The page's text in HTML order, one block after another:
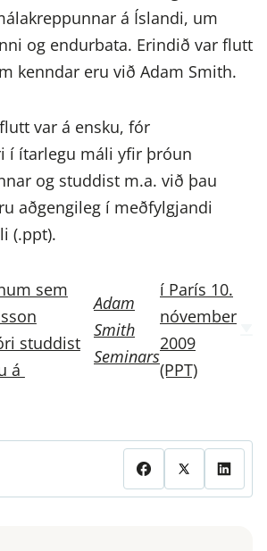
á Íslandi, um
og endurbata. Erindið var flutt
kenndar eru við Adam Smith.
var á ensku, fór
í ítarlegu máli yfir þróun
og studdist m.a. við þau
aðgengileg í meðfylgjandi
(.ppt).
sem
studdist
á
Adam
Smith
Seminars
í París 10.
nóvember
2009
(PPT)